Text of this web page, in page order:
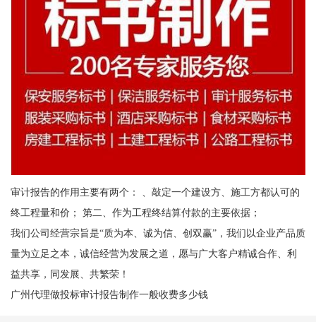
审计报告的作用主要有两个： 、敲定一个建设方、施工方都认可的
终工程量和价； 第二、作为工程终结算付款的主要依据；
我们公司经营宗旨是“质为本、诚为信、创双赢”，我们以企业产品质
量为立足之本，诚信经营为发展之道，愿与广大客户精诚合作、利
益共享，同发展、共繁荣！
广州代理做投标审计报告制作一般收费多少钱